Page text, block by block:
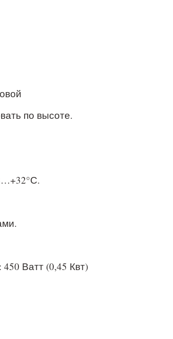
по высоте.
Ватт (0,45 Квт)